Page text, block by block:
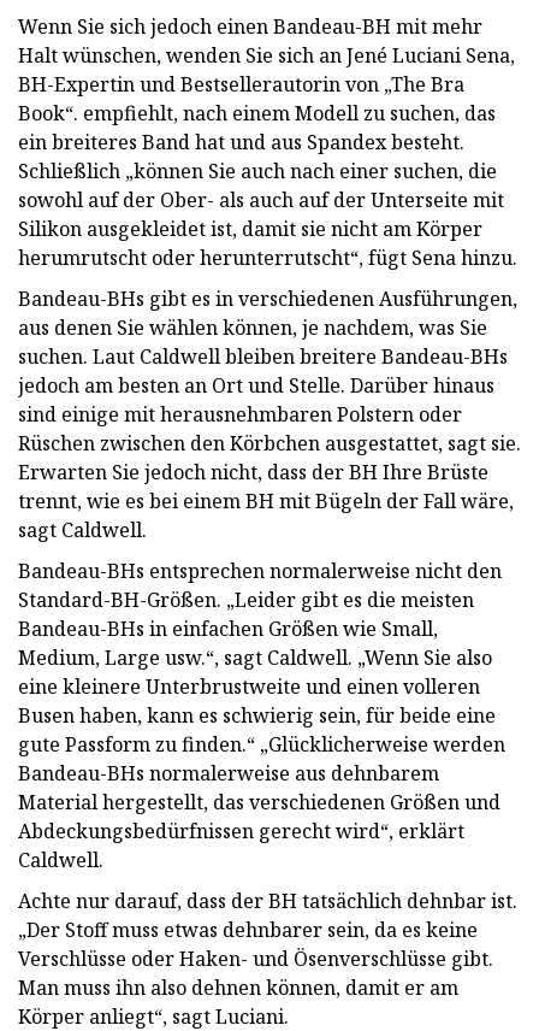
Wenn Sie sich jedoch einen Bandeau-BH mit mehr
Halt wünschen, wenden Sie sich an Jené Luciani Sena,
BH-Expertin und Bestsellerautorin von „The Bra
Book“. empfiehlt, nach einem Modell zu suchen, das
ein breiteres Band hat und aus Spandex besteht.
Schließlich „können Sie auch nach einer suchen, die
sowohl auf der Ober- als auch auf der Unterseite mit
Silikon ausgekleidet ist, damit sie nicht am Körper
herumrutscht oder herunterrutscht“, fügt Sena hinzu.
Bandeau-BHs gibt es in verschiedenen Ausführungen,
aus denen Sie wählen können, je nachdem, was Sie
suchen. Laut Caldwell bleiben breitere Bandeau-BHs
jedoch am besten an Ort und Stelle. Darüber hinaus
sind einige mit herausnehmbaren Polstern oder
Rüschen zwischen den Körbchen ausgestattet, sagt sie.
Erwarten Sie jedoch nicht, dass der BH Ihre Brüste
trennt, wie es bei einem BH mit Bügeln der Fall wäre,
sagt Caldwell.
Bandeau-BHs entsprechen normalerweise nicht den
Standard-BH-Größen. „Leider gibt es die meisten
Bandeau-BHs in einfachen Größen wie Small,
Medium, Large usw.“, sagt Caldwell. „Wenn Sie also
eine kleinere Unterbrustweite und einen volleren
Busen haben, kann es schwierig sein, für beide eine
gute Passform zu finden.“ „Glücklicherweise werden
Bandeau-BHs normalerweise aus dehnbarem
Material hergestellt, das verschiedenen Größen und
Abdeckungsbedürfnissen gerecht wird“, erklärt
Caldwell.
Achte nur darauf, dass der BH tatsächlich dehnbar ist.
„Der Stoff muss etwas dehnbarer sein, da es keine
Verschlüsse oder Haken- und Ösenverschlüsse gibt.
Man muss ihn also dehnen können, damit er am
Körper anliegt“, sagt Luciani.